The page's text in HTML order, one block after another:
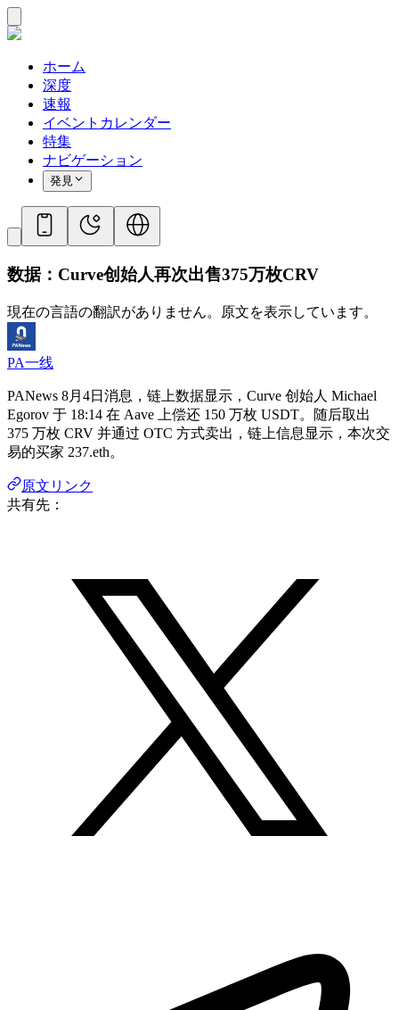
ホーム
深度
速報
イベントカレンダー
特集
ナビゲーション
発見
数据：Curve创始人再次出售375万枚CRV
現在の言語の翻訳がありません。原文を表示しています。
PA一线
PANews 8月4日消息，链上数据显示，Curve 创始人 Michael
Egorov 于 18:14 在 Aave 上偿还 150 万枚 USDT。随后取出
375 万枚 CRV 并通过 OTC 方式卖出，链上信息显示，本次交
易的买家 237.eth。
原文リンク
共有先：